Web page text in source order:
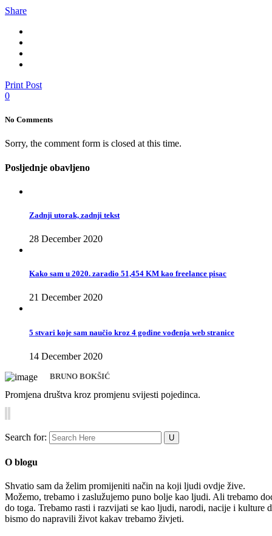
Share
Print Post
0
No Comments
Sorry, the comment form is closed at this time.
Posljednje obavljeno
Zadnji utorak, zadnji tekst
28 December 2020
Kako sam u 2020. zaradio 51,454 KM kao freelance pisac
21 December 2020
5 stvari koje sam naučio kroz 4 godine vođenja web stranice
14 December 2020
BRUNO BOKŠIĆ
Promjena društva kroz promjenu svijesti pojedinca.
Search for:
O blogu
Shvatio sam da želim promijeniti način na koji ljudi ovdje žive.
Možemo, trebamo i zaslužujemo puno bolje kao ljudi. Ali trebamo
do toga. Trebamo rasti i razvijati se kao ljudi, narodi, nacije i kulture
bismo do napravili život kakav trebamo živjeti.